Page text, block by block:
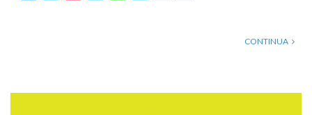
CONTINUA